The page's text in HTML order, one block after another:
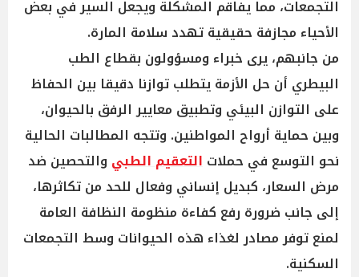
التجمعات، مما يفاقم المشكلة ويجعل السير في بعض
الأحياء مجازفة حقيقية تهدد سلامة المارة.
من جانبهم، يرى خبراء ومسؤولون بقطاع الطب
البيطري أن حل الأزمة يتطلب توازنا دقيقا بين الحفاظ
على التوازن البيئي وتطبيق معايير الرفق بالحيوان،
وبين حماية أرواح المواطنين. وتتجه المطالبات الحالية
نحو التوسع في حملات التعقيم الطبي والتحصين ضد
مرض السعار، كبديل إنساني وفعال للحد من تكاثرها،
إلى جانب ضرورة رفع كفاءة منظومة النظافة العامة
لمنع توفر مصادر لغذاء هذه الحيوانات وسط التجمعات
السكنية.